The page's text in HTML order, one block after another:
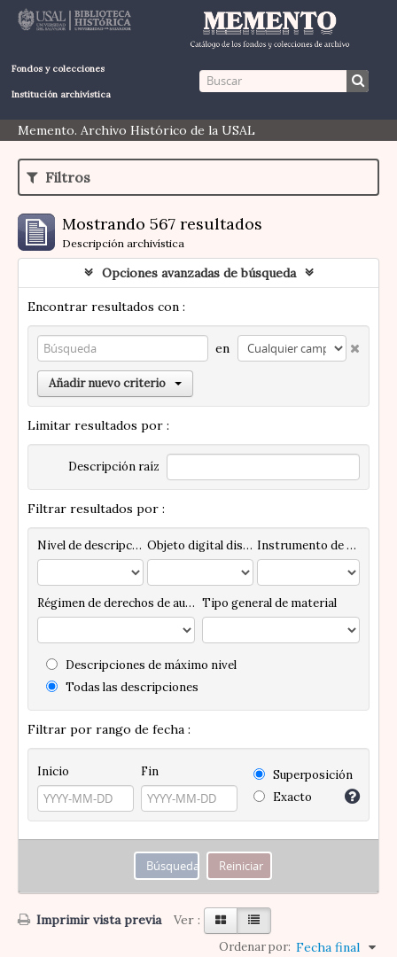
Fondos y colecciones
Institución archivística
Memento. Archivo Histórico de la USAL
Filtros
Mostrando 567 resultados
Descripción archivística
Opciones avanzadas de búsqueda
Encontrar resultados con :
en
Añadir nuevo criterio
Limitar resultados por :
Descripción raíz
Filtrar resultados por :
Nivel de descripción Objeto digital disponibles Instrumento de descripción
Régimen de derechos de autor Tipo general de material
Descripciones de máximo nivel
Todas las descripciones
Filtrar por rango de fecha :
Inicio Fin
Superposición
Exacto
Imprimir vista previa Ver :
Ordenar por: Fecha final